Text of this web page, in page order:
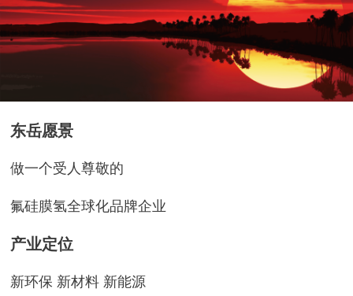
东岳愿景
做一个受人尊敬的
氟硅膜氢全球化品牌企业
产业定位
新环保 新材料 新能源